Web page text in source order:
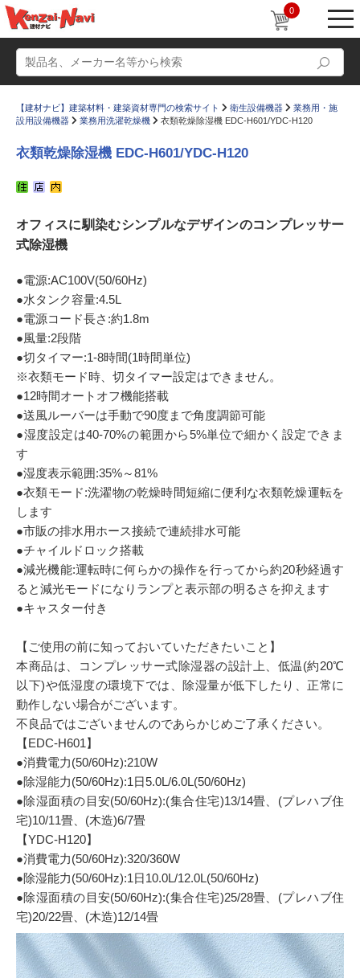
0
かたなび コラム
Q＆A
お気に入り
【建材ナビ】建築材料・建築資材専門の検索サイト 衛生設備機器
業務用・施
設用設備機器
業務用洗濯乾燥機 衣類乾燥除湿機 EDC-H601/YDC-H120
衣類乾燥除湿機 EDC-H601/YDC-H120
オフィスに馴染むシンプルなデザインのコンプレッサー
式除湿機
●電源:AC100V(50/60Hz)
●水タンク容量:4.5L
●電源コード長さ:約1.8m
●風量:2段階
●切タイマー:1-8時間(1時間単位)
※衣類モード時、切タイマー設定はできません。
●12時間オートオフ機能搭載
●送風ルーバーは手動で90度まで角度調節可能
●湿度設定は40-70%の範囲から5%単位で細かく設定できま
す
●湿度表示範囲:35%～81%
●衣類モード:洗濯物の乾燥時間短縮に便利な衣類乾燥運転を
します
●市販の排水用ホース接続で連続排水可能
●チャイルドロック搭載
●減光機能:運転時に何らかの操作を行ってから約20秒経過す
ると減光モードになりランプと表示部の明るさを抑えます
●キャスター付き
【ご使用の前に知っておいていただきたいこと】
本商品は、コンプレッサー式除湿器の設計上、低温(約20℃
以下)や低湿度の環境下では、除湿量が低下したり、正常に
動作しない場合がございます。
不良品ではございませんのであらかじめご了承ください。
【EDC-H601】
●消費電力(50/60Hz):210W
●除湿能力(50/60Hz):1日5.0L/6.0L(50/60Hz)
●除湿面積の目安(50/60Hz):(集合住宅)13/14畳、(プレハブ住
宅)10/11畳、(木造)6/7畳
【YDC-H120】
●消費電力(50/60Hz):320/360W
●除湿能力(50/60Hz):1日10.0L/12.0L(50/60Hz)
●除湿面積の目安(50/60Hz):(集合住宅)25/28畳、(プレハブ住
宅)20/22畳、(木造)12/14畳